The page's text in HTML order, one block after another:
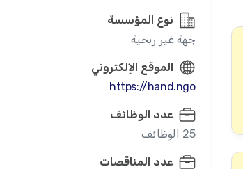
نوع المؤسسة
جهة غير ربحية
الموقع الإلكتروني
https://hand.ngo
عدد الوظائف
25 الوظائف
عدد المناقصات